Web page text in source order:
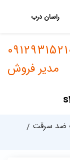
راسان درب
مدیر فروش
ضد سرقت